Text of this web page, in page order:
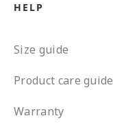
HELP
Size guide
Product care guide
Warranty